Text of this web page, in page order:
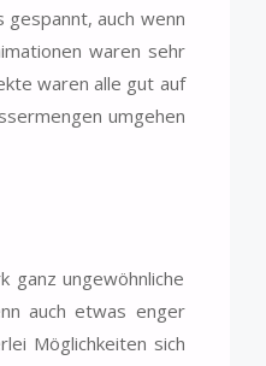
auch wenn
waren sehr
waren alle gut auf
umgehen
ganz ungewöhnliche
auch etwas enger
Möglichkeiten sich